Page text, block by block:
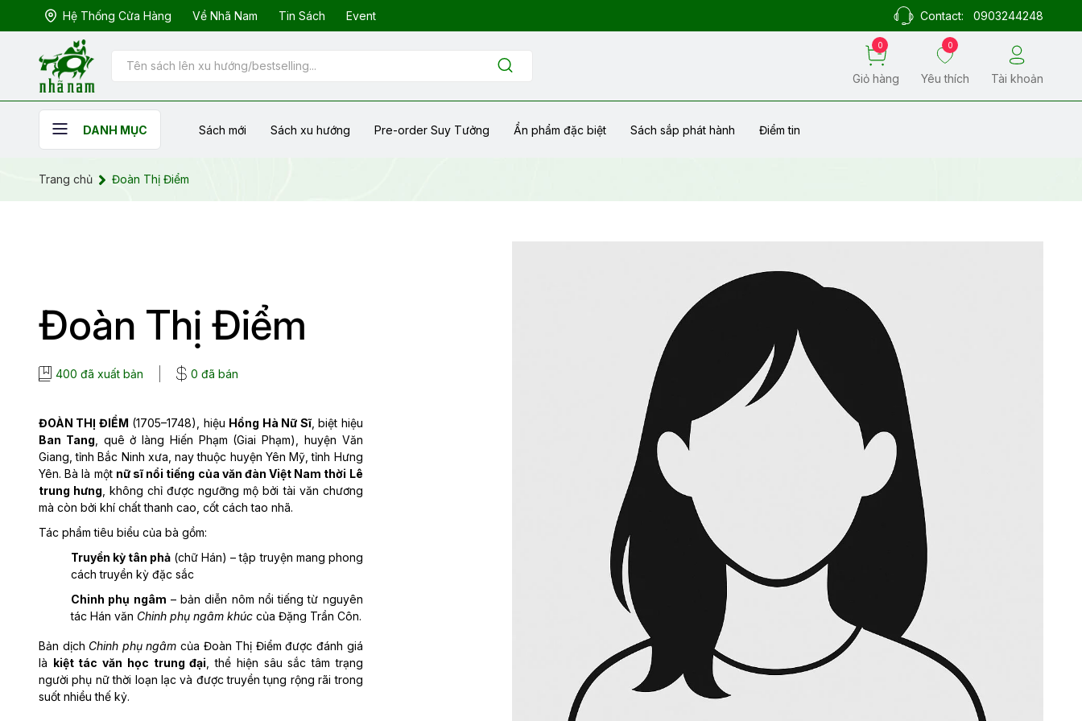
Hệ Thống Cửa Hàng Về Nhã Nam Tin Sách Event Contact: 0903244248
0
Giỏ hàng
0
Yêu thích Tài khoản
DANH MỤC Sách mới Sách xu hướng Pre-order Suy Tưởng Ẩn phẩm đặc biệt Sách sắp phát hành Điểm tin
Trang chủ Đoàn Thị Điểm
Đoàn Thị Điểm
400 đã xuất bản 0 đã bán
ĐOÀN THỊ ĐIỂM (1705–1748), hiệu Hồng Hà Nữ Sĩ, biệt hiệu
Ban Tang , quê ở làng Hiến Phạm (Giai Phạm), huyện Văn
Giang, tỉnh Bắc Ninh xưa, nay thuộc huyện Yên Mỹ, tỉnh Hưng
Yên. Bà là một nữ sĩ nổi tiếng của văn đàn Việt Nam thời Lê
trung hưng , không chỉ được ngưỡng mộ bởi tài văn chương
mà còn bởi khí chất thanh cao, cốt cách tao nhã.
Tác phẩm tiêu biểu của bà gồm:
Truyền kỳ tân phả (chữ Hán) – tập truyện mang phong
cách truyền kỳ đặc sắc
Chinh phụ ngâm – bản diễn nôm nổi tiếng từ nguyên
tác Hán văn Chinh phụ ngâm khúc của Đặng Trần Côn.
Bản dịch Chinh phụ ngâm của Đoàn Thị Điểm được đánh giá
là kiệt tác văn học trung đại , thể hiện sâu sắc tâm trạng
người phụ nữ thời loạn lạc và được truyền tụng rộng rãi trong
suốt nhiều thế kỷ.